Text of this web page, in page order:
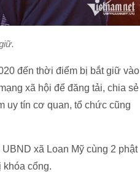
đến thời điểm bị bắt giữ vào
xã hội để đăng tải, chia sẻ
uy tín cơ quan, tổ chức cũng
xã Loan Mỹ cùng 2 phật
cổng.